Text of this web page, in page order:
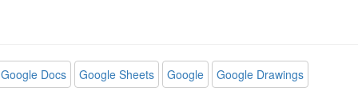
Google Docs Google Sheets Google
Google Drawings